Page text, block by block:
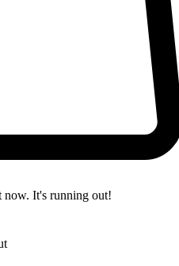
now. It's running out!